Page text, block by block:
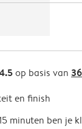
op basis van
en finish
minuten ben je